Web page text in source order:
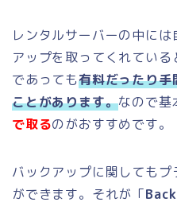
レンタルサーバーの中に
アップを取ってくれてい
であっても有料だったり手
ことがあります。なので基
で取るのがおすすめです。
バックアップに関しても
ができます。それが「